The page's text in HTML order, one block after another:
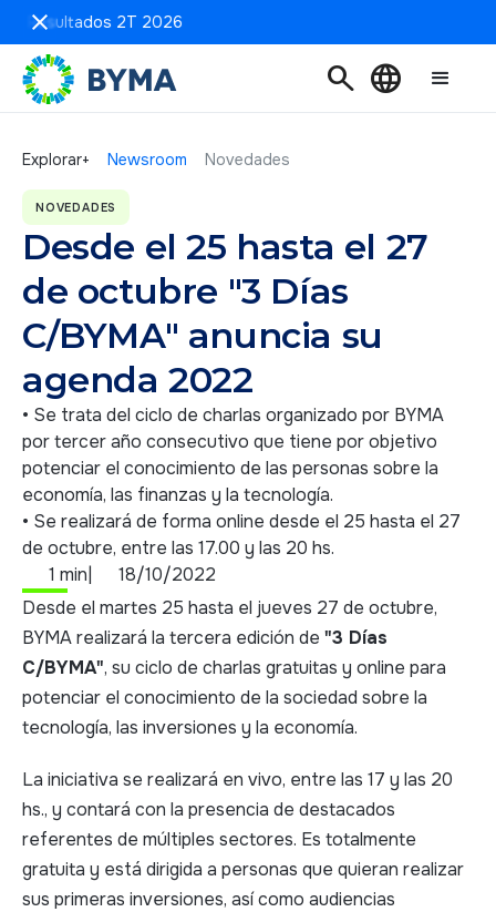
Resultados 2T 2026
search language
Explorar+ Newsroom Novedades
NOVEDADES
Desde el 25 hasta el 27
de octubre "3 Días
C/BYMA" anuncia su
agenda 2022
• Se trata del ciclo de charlas organizado por BYMA
por tercer año consecutivo que tiene por objetivo
potenciar el conocimiento de las personas sobre la
economía, las finanzas y la tecnología.
• Se realizará de forma online desde el 25 hasta el 27
de octubre, entre las 17.00 y las 20 hs.
1 min
18/10/2022
Desde el martes 25 hasta el jueves 27 de octubre,
BYMA realizará la tercera edición de "3 Días
C/BYMA", su ciclo de charlas gratuitas y online para
potenciar el conocimiento de la sociedad sobre la
tecnología, las inversiones y la economía.
La iniciativa se realizará en vivo, entre las 17 y las 20
hs., y contará con la presencia de destacados
referentes de múltiples sectores. Es totalmente
gratuita y está dirigida a personas que quieran realizar
sus primeras inversiones, así como audiencias